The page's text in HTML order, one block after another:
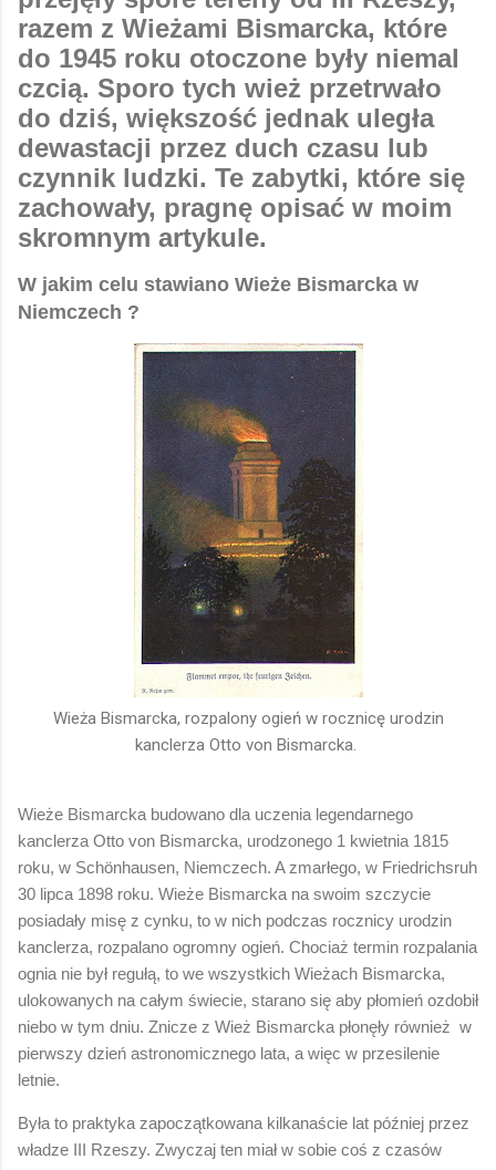
razem z Wieżami Bismarcka, które
do 1945 roku otoczone były niemal
czcią. Sporo tych wież przetrwało
do dziś, większość jednak uległa
dewastacji przez duch czasu lub
czynnik ludzki. Te zabytki, które się
zachowały, pragnę opisać w moim
skromnym artykule.
W jakim celu stawiano Wieże Bismarcka w
Niemczech ?
Wieża Bismarcka, rozpalony ogień w rocznicę urodzin
kanclerza Otto von Bismarcka.
Wieże Bismarcka budowano dla uczenia legendarnego
kanclerza Otto von Bismarcka, urodzonego 1 kwietnia 1815
roku, w Schönhausen, Niemczech. A zmarłego, w Friedrichsruh
30 lipca 1898 roku. Wieże Bismarcka na swoim szczycie
posiadały misę z cynku, to w nich podczas rocznicy urodzin
kanclerza, rozpalano ogromny ogień. Chociaż termin rozpalania
ognia nie był regułą, to we wszystkich Wieżach Bismarcka,
ulokowanych na całym świecie, starano się aby płomień ozdobił
niebo w tym dniu. Znicze z Wież Bismarcka płonęły również w
pierwszy dzień astronomicznego lata, a więc w przesilenie
letnie.
Była to praktyka zapoczątkowana kilkanaście lat później przez
władze III Rzeszy. Zwyczaj ten miał w sobie coś z czasów